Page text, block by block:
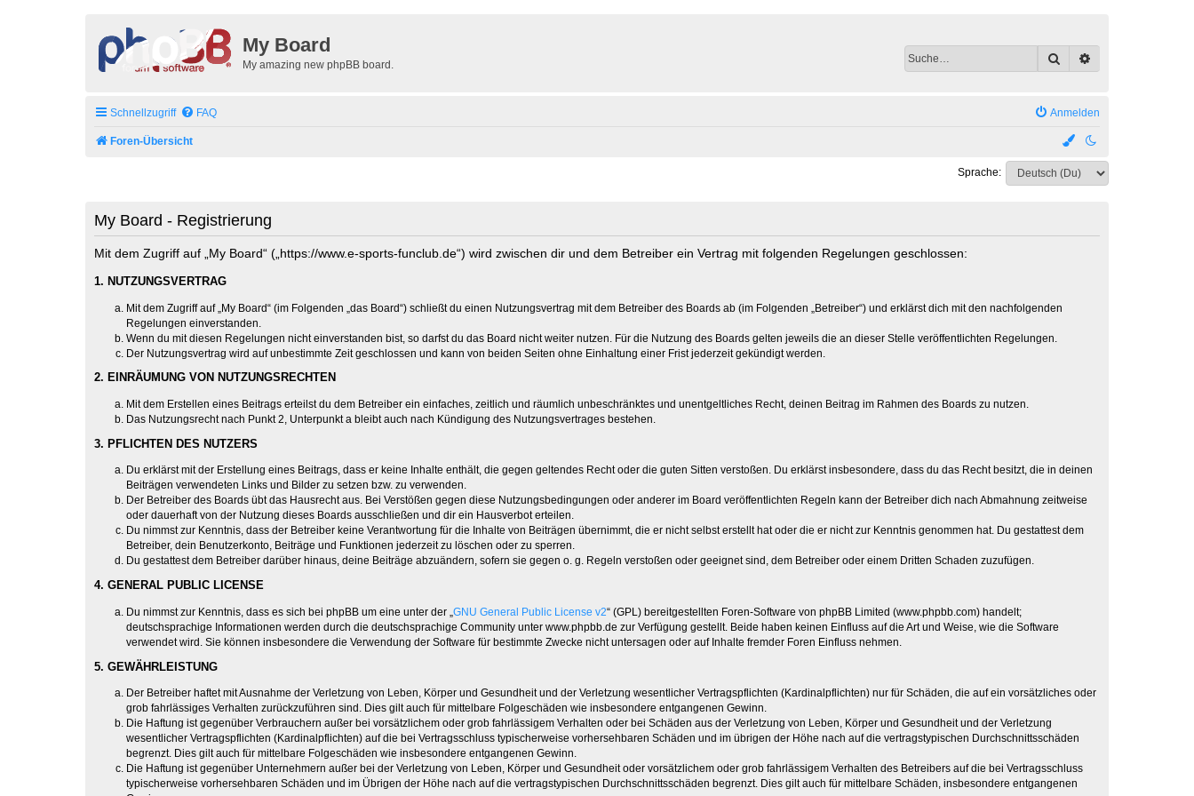
My Board
My amazing new phpBB board. Suche
Schnellzugriff FAQ Anmelden
Foren-Übersicht
Sprache:
My Board - Registrierung
Mit dem Zugriff auf „My Board“ („https://www.e-sports-funclub.de“) wird zwischen dir und dem Betreiber ein Vertrag mit folgenden Regelungen geschlossen:
1. NUTZUNGSVERTRAG
Mit dem Zugriff auf „My Board“ (im Folgenden „das Board“) schließt du einen Nutzungsvertrag mit dem Betreiber des Boards ab (im Folgenden „Betreiber“) und erklärst dich mit den nachfolgenden
Regelungen einverstanden.
Wenn du mit diesen Regelungen nicht einverstanden bist, so darfst du das Board nicht weiter nutzen. Für die Nutzung des Boards gelten jeweils die an dieser Stelle veröffentlichten Regelungen.
Der Nutzungsvertrag wird auf unbestimmte Zeit geschlossen und kann von beiden Seiten ohne Einhaltung einer Frist jederzeit gekündigt werden.
2. EINRÄUMUNG VON NUTZUNGSRECHTEN
Mit dem Erstellen eines Beitrags erteilst du dem Betreiber ein einfaches, zeitlich und räumlich unbeschränktes und unentgeltliches Recht, deinen Beitrag im Rahmen des Boards zu nutzen.
Das Nutzungsrecht nach Punkt 2, Unterpunkt a bleibt auch nach Kündigung des Nutzungsvertrages bestehen.
3. PFLICHTEN DES NUTZERS
Du erklärst mit der Erstellung eines Beitrags, dass er keine Inhalte enthält, die gegen geltendes Recht oder die guten Sitten verstoßen. Du erklärst insbesondere, dass du das Recht besitzt, die in deinen
Beiträgen verwendeten Links und Bilder zu setzen bzw. zu verwenden.
Der Betreiber des Boards übt das Hausrecht aus. Bei Verstößen gegen diese Nutzungsbedingungen oder anderer im Board veröffentlichten Regeln kann der Betreiber dich nach Abmahnung zeitweise
oder dauerhaft von der Nutzung dieses Boards ausschließen und dir ein Hausverbot erteilen.
Du nimmst zur Kenntnis, dass der Betreiber keine Verantwortung für die Inhalte von Beiträgen übernimmt, die er nicht selbst erstellt hat oder die er nicht zur Kenntnis genommen hat. Du gestattest dem
Betreiber, dein Benutzerkonto, Beiträge und Funktionen jederzeit zu löschen oder zu sperren.
Du gestattest dem Betreiber darüber hinaus, deine Beiträge abzuändern, sofern sie gegen o. g. Regeln verstoßen oder geeignet sind, dem Betreiber oder einem Dritten Schaden zuzufügen.
4. GENERAL PUBLIC LICENSE
Du nimmst zur Kenntnis, dass es sich bei phpBB um eine unter der „GNU General Public License v2“ (GPL) bereitgestellten Foren-Software von phpBB Limited (www.phpbb.com) handelt;
deutschsprachige Informationen werden durch die deutschsprachige Community unter www.phpbb.de zur Verfügung gestellt. Beide haben keinen Einfluss auf die Art und Weise, wie die Software
verwendet wird. Sie können insbesondere die Verwendung der Software für bestimmte Zwecke nicht untersagen oder auf Inhalte fremder Foren Einfluss nehmen.
5. GEWÄHRLEISTUNG
Der Betreiber haftet mit Ausnahme der Verletzung von Leben, Körper und Gesundheit und der Verletzung wesentlicher Vertragspflichten (Kardinalpflichten) nur für Schäden, die auf ein vorsätzliches oder
grob fahrlässiges Verhalten zurückzuführen sind. Dies gilt auch für mittelbare Folgeschäden wie insbesondere entgangenen Gewinn.
Die Haftung ist gegenüber Verbrauchern außer bei vorsätzlichem oder grob fahrlässigem Verhalten oder bei Schäden aus der Verletzung von Leben, Körper und Gesundheit und der Verletzung
wesentlicher Vertragspflichten (Kardinalpflichten) auf die bei Vertragsschluss typischerweise vorhersehbaren Schäden und im übrigen der Höhe nach auf die vertragstypischen Durchschnittsschäden
begrenzt. Dies gilt auch für mittelbare Folgeschäden wie insbesondere entgangenen Gewinn.
Die Haftung ist gegenüber Unternehmern außer bei der Verletzung von Leben, Körper und Gesundheit oder vorsätzlichem oder grob fahrlässigem Verhalten des Betreibers auf die bei Vertragsschluss
typischerweise vorhersehbaren Schäden und im Übrigen der Höhe nach auf die vertragstypischen Durchschnittsschäden begrenzt. Dies gilt auch für mittelbare Schäden, insbesondere entgangenen